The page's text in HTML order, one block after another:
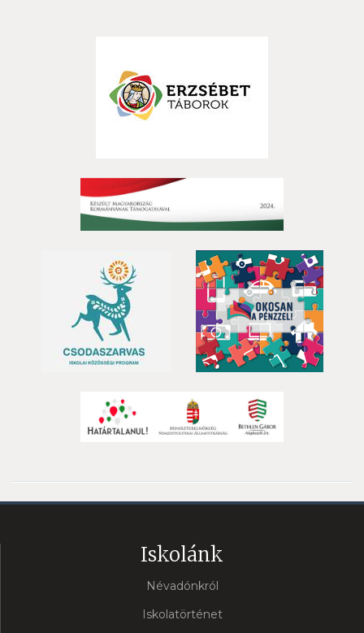
Iskolánk
Névadónkról
Iskolatörténet